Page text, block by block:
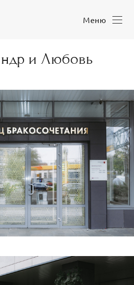
Меню
и Любовь